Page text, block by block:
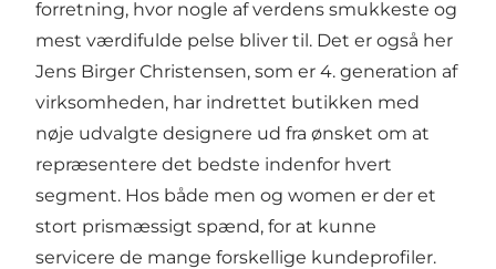
forretning, hvor nogle af verdens smukkeste og
mest værdifulde pelse bliver til. Det er også her
Jens Birger Christensen, som er 4. generation af
virksomheden, har indrettet butikken med
nøje udvalgte designere ud fra ønsket om at
repræsentere det bedste indenfor hvert
segment. Hos både men og women er der et
stort prismæssigt spænd, for at kunne
servicere de mange forskellige kundeprofiler.